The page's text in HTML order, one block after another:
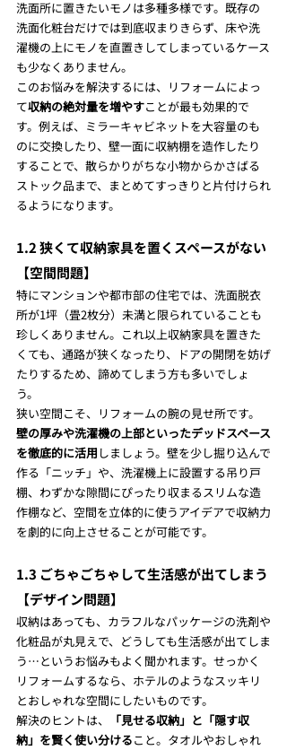
洗面所に置きたいモノは多種多様です。既存の
洗面化粧台だけでは到底収まりきらず、床や洗
濯機の上にモノを直置きしてしまっているケース
も少なくありません。
このお悩みを解決するには、リフォームによっ
て収納の絶対量を増やすことが最も効果的で
す。例えば、ミラーキャビネットを大容量のも
のに交換したり、壁一面に収納棚を造作したり
することで、散らかりがちな小物からかさばる
ストック品まで、まとめてすっきりと片付けられ
るようになります。
1.2 狭くて収納家具を置くスペースがない
【空間問題】
特にマンションや都市部の住宅では、洗面脱衣
所が1坪（畳2枚分）未満と限られていることも
珍しくありません。これ以上収納家具を置きた
くても、通路が狭くなったり、ドアの開閉を妨げ
たりするため、諦めてしまう方も多いでしょ
う。
狭い空間こそ、リフォームの腕の見せ所です。
壁の厚みや洗濯機の上部といったデッドスペース
を徹底的に活用 しましょう。壁を少し掘り込んで
作る「ニッチ」や、洗濯機上に設置する吊り戸
棚、わずかな隙間にぴったり収まるスリムな造
作棚など、空間を立体的に使うアイデアで収納力
を劇的に向上させることが可能です。
1.3 ごちゃごちゃして生活感が出てしまう
【デザイン問題】
収納はあっても、カラフルなパッケージの洗剤や
化粧品が丸見えで、どうしても生活感が出てしま
う…というお悩みもよく聞かれます。せっかく
リフォームするなら、ホテルのようなスッキリ
とおしゃれな空間にしたいものです。
解決のヒントは、
「見せる収納」と「隠す収
納」を賢く使い分けること。タオルやおしゃれ